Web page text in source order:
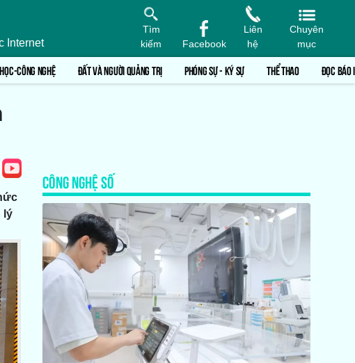
Internet
Tìm
kiếm
Facebook
Liên
hệ
Chuyên
mục
CÔNG NGHỆ ĐẤT VÀ NGƯỜI QUẢNG TRỊ PHÓNG SỰ - KÝ SỰ THỂ THAO ĐỌC BÁO
lý
CÔNG NGHỆ SỐ